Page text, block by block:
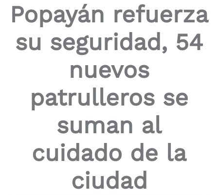
shortcut
activates
Popayán refuerza
su seguridad, 54
nuevos
patrulleros se
suman al
cuidado de la
ciudad